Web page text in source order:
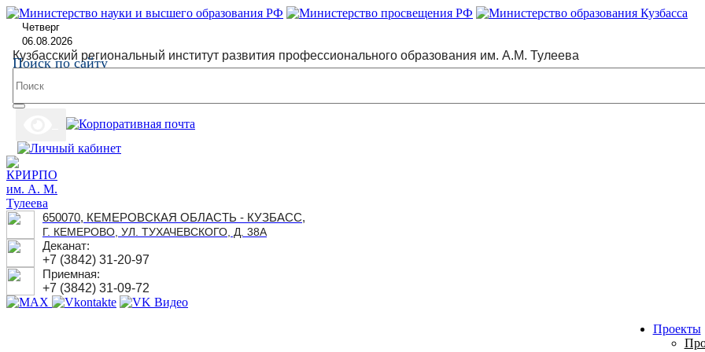
Четверг
06.08.2026
Кузбасский региональный институт развития профессионального образования им. А.М. Тулеева
Поиск по сайту
650070, КЕМЕРОВСКАЯ ОБЛАСТЬ - КУЗБАСС,
Г. КЕМЕРОВО, УЛ. ТУХАЧЕВСКОГО, Д. 38А
Деканат:
+7 (3842) 31-20-97
Приемная:
+7 (3842) 31-09-72
Проекты